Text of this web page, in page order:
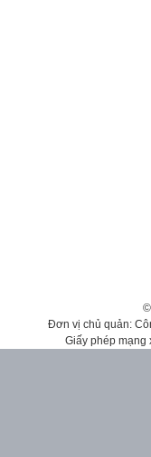
Đơn vị chủ quản:
Giấy phép mạng